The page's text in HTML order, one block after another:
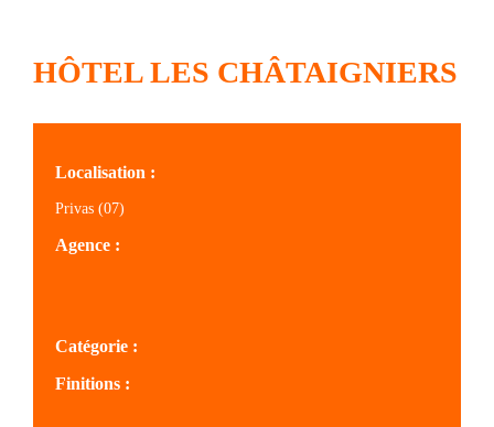
HÔTEL LES CHÂTAIGNIERS
Localisation :
Privas (07)
Agence :
Catégorie :
Finitions :